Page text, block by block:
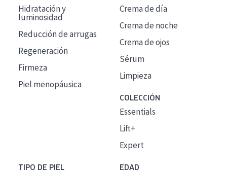
Hidratación y
luminosidad
Reducción de arrugas
Regeneración
Firmeza
Piel menopáusica
Crema de día
Crema de noche
Crema de ojos
Sérum
Limpieza
COLECCIÓN
Essentials
Lift+
Expert
TIPO DE PIEL EDAD